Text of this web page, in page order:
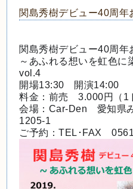
関島秀樹デビュー40周年
関島秀樹デビュー40周年
～あふれる想いを虹色
vol.4
開場13:30　開演14:00
料金：前売　3.000円（1
会場：Car-Den　愛知県
1205-1
ご予約：TEL･FAX　